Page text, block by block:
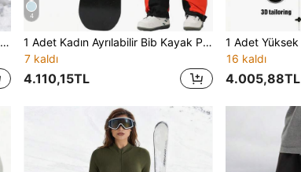
Erkek Kışlık Kayak Pantolonu, Kar İş Pantolonu, Kaybolma Önleyici Fermuarlı Cepler, Dış Mekan Kayak Kıyafeti, Spor Giyim, Dış Mekan Etkinlikleri ve Kış Kayakçılığına Uygun, Güçlendirilmiş Yapı, Fonksiyonel Kayak Ekipmanı, Kar Ekipmanı, Kadın Kayak Pantolonu
4
1 Adet Kadın Ayrılabilir Bib Kayak Pantolonu, Çapraz Ayarlanabilir Elastik Omuz Askılı, Kar Geçirmez Yüksek Bel Yapılı, Çift Yan Fermuarlı Kaybolma Önleyici Depolama Cepli, İç Bacak Nefes Alan Fermuarlı, Paça Açıklığı Ayar Fermuarlı, Bel Uyumlu Kar Eteği, Güçlendirilmiş Dikişli, Bol Düz Bacak Kesim, Tek/Çift Board Kar Outdoor Günlük Spor Bib Uzun Pantolon
7 kaldı
4.110,15TL
16 kaldı
4.005,88TL